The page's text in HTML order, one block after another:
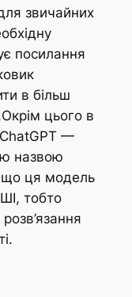
звичайних
посилання
в більш
цього в
ChatGPT —
назвою
що ця модель
тобто